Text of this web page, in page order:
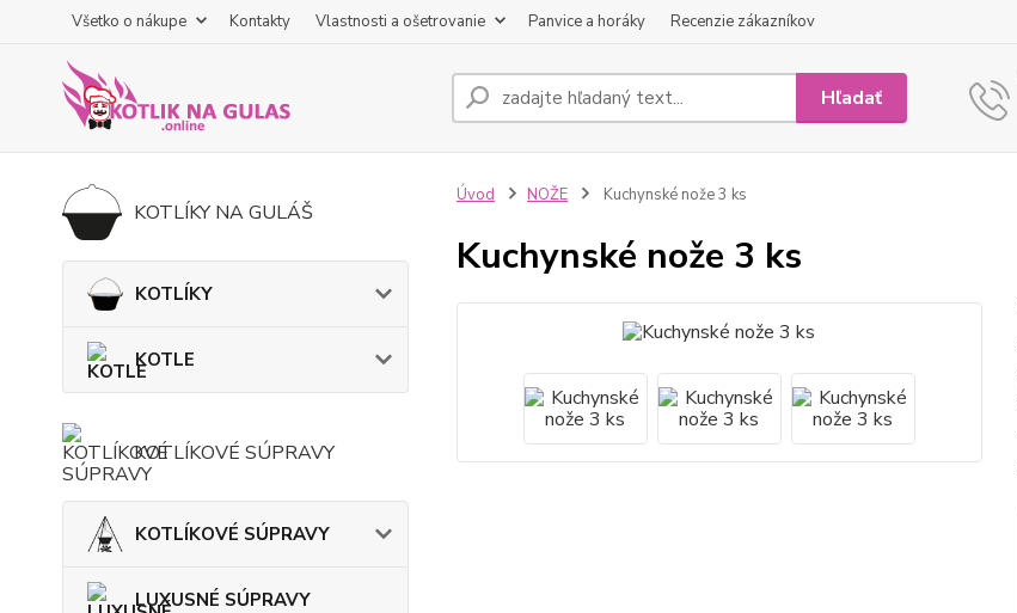
Všetko o nákupe Kontakty Vlastnosti a ošetrovanie Panvice a horáky Recenzie zákazníkov
Hľadať
KOTLÍKY NA GULÁŠ
KOTLÍKY
KOTLE
KOTLÍKOVÉ SÚPRAVY
KOTLÍKOVÉ SÚPRAVY
LUXUSNÉ SÚPRAVY
Úvod NOŽE Kuchynské nože 3 ks
Kuchynské nože 3 ks